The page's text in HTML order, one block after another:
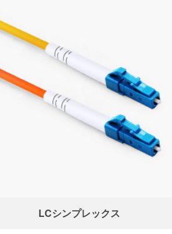
LCシンプレックス